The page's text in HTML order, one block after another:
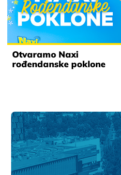
Otvaramo Naxi
rođendanske poklone